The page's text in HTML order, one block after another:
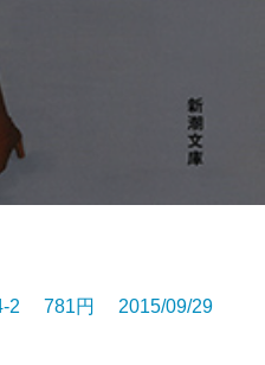
2 781円 2015/09/29